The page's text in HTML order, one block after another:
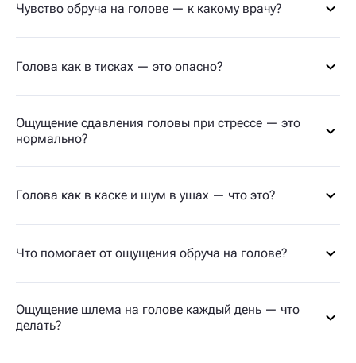
Чувство обруча на голове — к какому врачу?
Голова как в тисках — это опасно?
Ощущение сдавления головы при стрессе — это
нормально?
Голова как в каске и шум в ушах — что это?
Что помогает от ощущения обруча на голове?
Ощущение шлема на голове каждый день — что
делать?